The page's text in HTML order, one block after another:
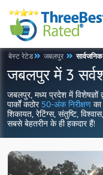
बेस्ट रेटेड जबलपुर
जबलपुर में 3
जबलपुर, मध्य प्रदेश में विशेषज्ञों
पार्कों कठोर 50-अंक निरीक्षण का
शिकायत, रेटिंग्स, संतुष्टि,
सबसे बेहतरीन के ही हकदार हैं!